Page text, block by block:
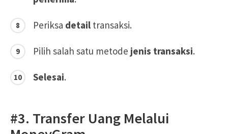
Periksa detail transaksi.
Pilih salah satu metode jenis transaksi.
Selesai.
#3. Transfer Uang Melalui